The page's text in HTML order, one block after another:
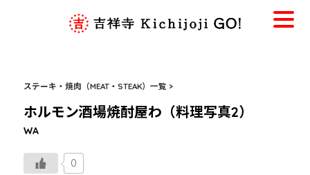
ステーキ・焼肉（MEAT・STEAK）一覧 >
ホルモン酒場焼酎屋わ（料理写真2）
WA
0